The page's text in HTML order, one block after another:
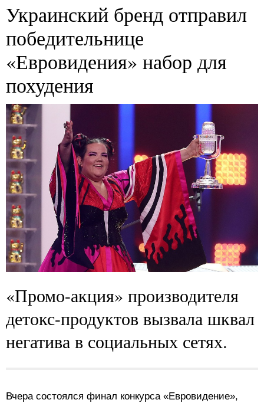
Украинский бренд отправил
победительнице
«Евровидения» набор для
похудения
«Промо-акция» производителя
детокс-продуктов вызвала шквал
негатива в социальных сетях.
Вчера состоялся финал конкурса «Евровидение»,